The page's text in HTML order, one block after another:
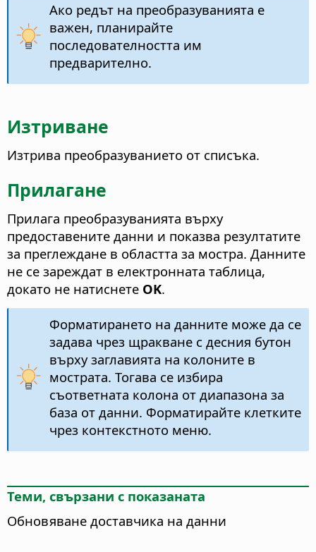
Ако редът на преобразуванията е
важен, планирайте
последователността им
предварително.
Изтриване
Изтрива преобразуванието от списъка.
Прилагане
Прилага преобразуванията върху
предоставените данни и показва резултатите
за преглеждане в областта за мостра. Данните
не се зареждат в електронната таблица,
докато не натиснете OK.
Форматирането на данните може да се
задава чрез щракване с десния бутон
върху заглавията на колоните в
мострата. Тогава се избира
съответната колона от диапазона за
база от данни. Форматирайте клетките
чрез контекстното меню.
Теми, свързани с показаната
Обновяване доставчика на данни